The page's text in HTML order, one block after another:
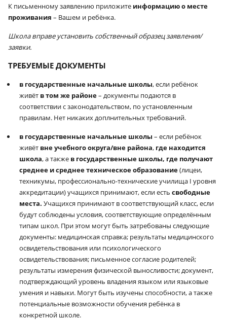
К письменному заявлению приложите информацию о месте
проживания– Вашем и ребёнка.
Школа вправе установить собственный образец заявления/
заявки.
ТРЕБУЕМЫЕ ДОКУМЕНТЫ
в государственные начальные школы, если ребёнок
живёт в том же районе– документы подаются в
соответствии с законодательством, по установленным
правилам. Нет никаких доплнительных требований.
в государственные начальные школы – если ребёнок
живёт внеучебного округа/вне района, где находится
школа, а также в государственные школы, где получают
среднее и среднее техническое образование(лицеи,
техникумы, профессионально-технические училища I уровня
аккредитации) учащихся принимают, если естьсвободные
места.Учащихся принимают в соответствующий класс, если
будут соблюдены условия, соответствующие определённым
типам школ. При этом могут быть затребованы следующие
документы: медицинская справка; результаты медицинского
освидетельствования или психологического
освидетельствования; письменное согласие родителей;
результаты измерения физической выносливости; документ,
подтверждающий уровень владения языком или языковые
умения и навыки. Могут быть изучены способности, а также
потенциальные возможности обучения ребёнка в
конкретной школе.